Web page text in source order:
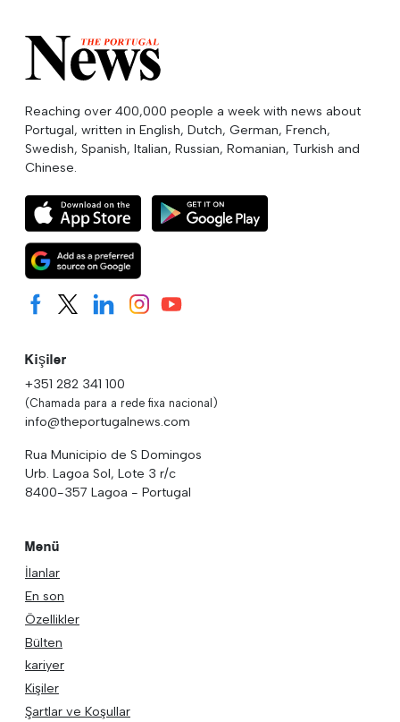
Reaching over 400,000 people a week with news about
Portugal, written in English, Dutch, German, French,
Swedish, Spanish, Italian, Russian, Romanian, Turkish and
Chinese.
Kişiler
+351 282 341 100
(Chamada para a rede fixa nacional)
info@theportugalnews.com
Rua Municipio de S Domingos
Urb. Lagoa Sol, Lote 3 r/c
8400-357 Lagoa - Portugal
Menü
İlanlar
En son
Özellikler
Bülten
kariyer
Kişiler
Şartlar ve Koşullar